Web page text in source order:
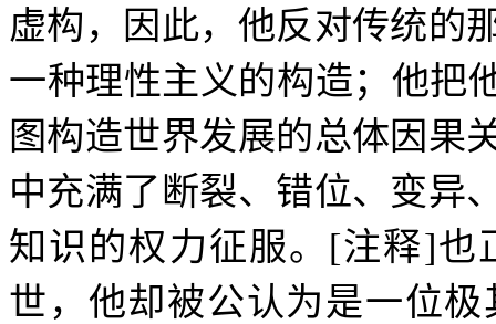
虚构，因此，他反对传统的
一种理性主义的构造；他把
图构造世界发展的总体因果
中充满了断裂、错位、变异
知识的权力征服。 [注释]也
世，他却被公认为是一位